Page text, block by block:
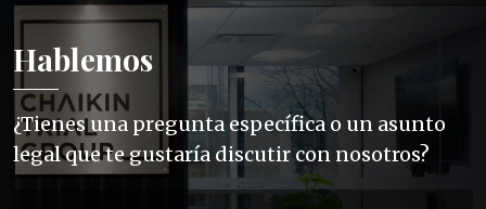
Hablemos
¿Tienes una pregunta específica o un asunto
legal que te gustaría discutir con nosotros?